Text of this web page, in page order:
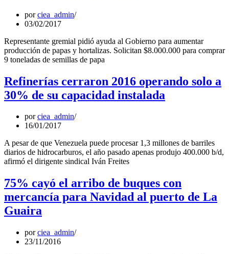
porciea_admin
03/02/2017
Representante gremial pidió ayuda al Gobierno para aumentar
producción de papas y hortalizas. Solicitan $8.000.000 para comprar
9 toneladas de semillas de papa
Refinerías cerraron 2016 operando solo a
30% de su capacidad instalada
porciea_admin
16/01/2017
A pesar de que Venezuela puede procesar 1,3 millones de barriles
diarios de hidrocarburos, el año pasado apenas produjo 400.000 b/d,
afirmó el dirigente sindical Iván Freites
75% cayó el arribo de buques con
mercancía para Navidad al puerto de La
Guaira
porciea_admin
23/11/2016